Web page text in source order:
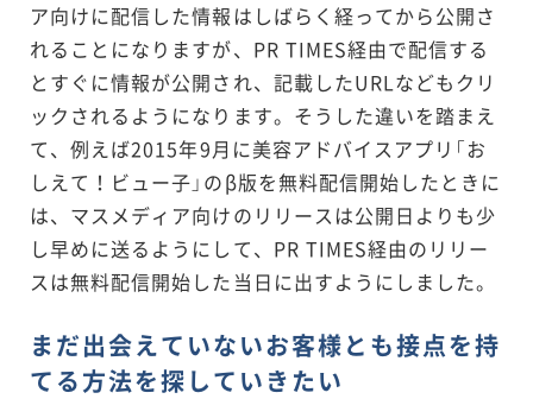
ア向けに配信した情報はしばらく経ってから公開さ
れることになりますが、PR TIMES経由で配信する
とすぐに情報が公開され、記載したURLなどもクリ
ックされるようになります。そうした違いを踏まえ
て、例えば2015年9月に美容アドバイスアプリ「お
しえて！ビュー子」のβ版を無料配信開始したときに
は、マスメディア向けのリリースは公開日よりも少
し早めに送るようにして、PR TIMES経由のリリー
スは無料配信開始した当日に出すようにしました。
まだ出会えていないお客様とも接点を持
てる方法を探していきたい